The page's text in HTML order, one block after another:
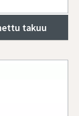
takuu